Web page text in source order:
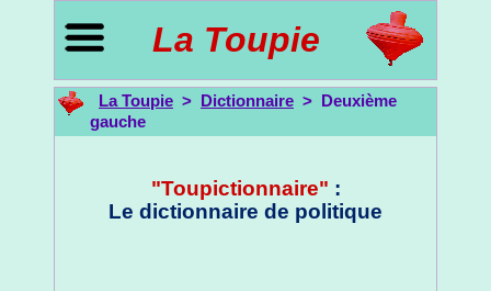
La Toupie
La Toupie > Dictionnaire > Deuxième
gauche
"Toupictionnaire" :
Le dictionnaire de politique